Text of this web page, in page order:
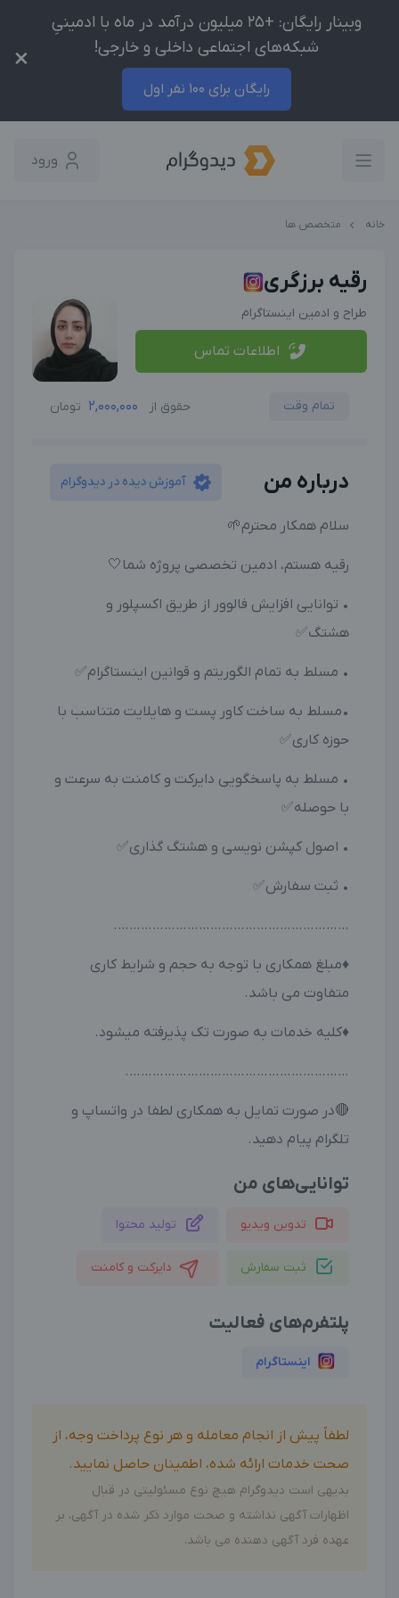
وبینار رایگان: +25 میلیون درآمد در ماه با ادمینیِ
شبکه‌های اجتماعی داخلی و خارجی!
رایگان برای 100 نفر اول
×
ورود
خانه متخصص ها
رقیه برزگری
طراح و ادمین اینستاگرام
اطلاعات تماس
تمام وقت حقوق از 2,000,000 تومان
درباره من آموزش دیده در دیدوگرام
سلام همکار محترم🌱
رقیه هستم، ادمین تخصصی پروژه شما🤍
• توانایی افزایش فالوور از طریق اکسپلور و
هشتگ✅
• مسلط به تمام الگوریتم و قوانین اینستاگرام✅
•مسلط به ساخت کاور پست و هایلایت متناسب با
حوزه کاری✅
• مسلط به پاسخگویی دایرکت و کامنت به سرعت و
با حوصله✅
• اصول کپشن نویسی و هشتگ گذاری✅
• ثبت سفارش✅
…………………………………………………….
♦مبلغ همکاری با توجه به حجم و شرایط کاری
متفاوت می باشد.
♦کلیه خدمات به صورت تک پذیرفته میشود.
………………………………………………….
🔴در صورت تمایل به همکاری لطفا در واتساپ و
تلگرام پیام دهید.
توانایی‌های من
تدوین ویدیو تولید محتوا
ثبت سفارش دایرکت و کامنت
پلتفرم‌های فعالیت
اینستاگرام
لطفاً پیش از انجام معامله و هر نوع پرداخت وجه، از
صحت خدمات ارائه شده، اطمینان حاصل نمایید.
بدیهی است دیدوگرام هیچ نوع مسئولیتی در قبال
اظهارات آگهی نداشته و صحت موارد ذکر شده در آگهی، بر
عهده فرد آگهی دهنده می باشد.